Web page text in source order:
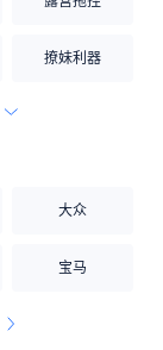
撩妹利器
大众
宝马